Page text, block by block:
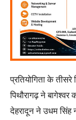
प्रतियोगिता के
पिथौरागढ़ ने
देहरादून ने उधम सिंह